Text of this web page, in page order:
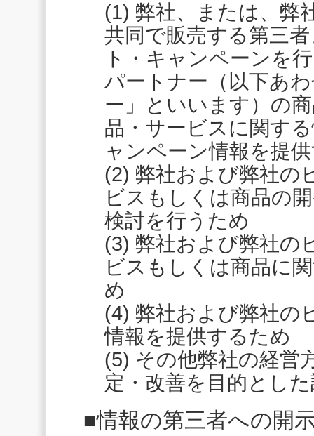
(1) 弊社、または、弊
共同で販売する第三
ト・キャンペーンを
パートナー（以下あ
ー」といいます）の
品・サービスに関す
ャンペーン情報を提
(2) 弊社および弊社の
ビスもしくは商品の
検討を行うため
(3) 弊社および弊社の
ビスもしくは商品に
め
(4) 弊社および弊社の
情報を提供するため
(5) その他弊社の経営
定・改善を目的とし
■情報の第三者への開